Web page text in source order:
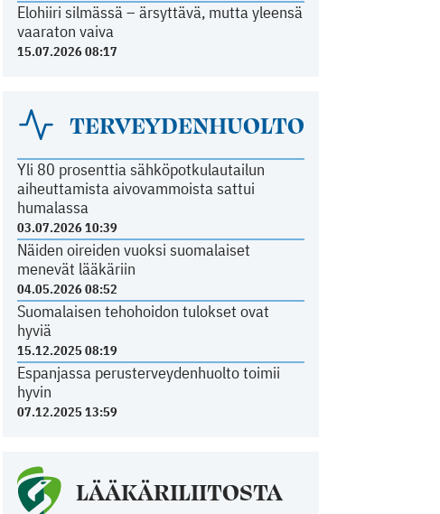
Elohiiri silmässä – ärsyttävä, mutta yleensä
vaaraton vaiva
15.07.2026 08:17
TERVEYDENHUOLTO
Yli 80 prosenttia sähköpotkulautailun
aiheuttamista aivovammoista sattui
humalassa
03.07.2026 10:39
Näiden oireiden vuoksi suomalaiset
menevät lääkäriin
04.05.2026 08:52
Suomalaisen tehohoidon tulokset ovat
hyviä
15.12.2025 08:19
Espanjassa perusterveydenhuolto toimii
hyvin
07.12.2025 13:59
LÄÄKÄRILIITOSTA